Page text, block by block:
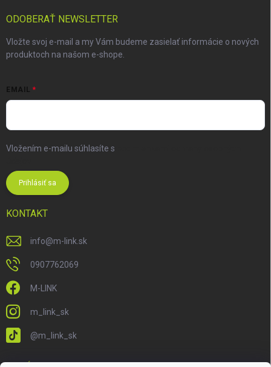
ODOBERAŤ NEWSLETTER
Vložte svoj e-mail a my Vám budeme zasielať informácie o nových
produktoch na našom e-shope.
EMAIL
Vložením e-mailu súhlasíte s
Prihlásiť sa
KONTAKT
info@m-link.sk
0907762069
M-LINK
m_link_sk
@m_link_sk